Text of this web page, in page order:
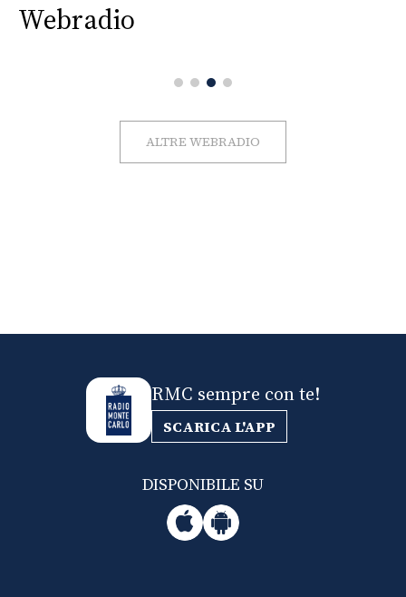
Webradio
ALTRE WEBRADIO
RMC sempre con te!
SCARICA L'APP
DISPONIBILE SU